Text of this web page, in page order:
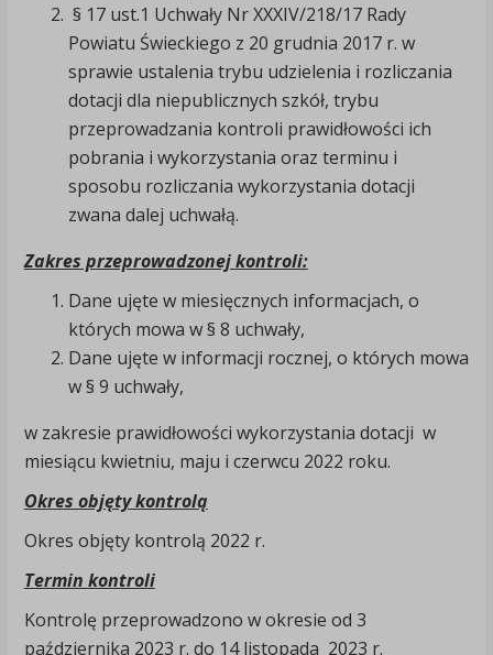
§ 17 ust.1 Uchwały Nr XXXIV/218/17 Rady
Powiatu Świeckiego z 20 grudnia 2017 r. w
sprawie ustalenia trybu udzielenia i rozliczania
dotacji dla niepublicznych szkół, trybu
przeprowadzania kontroli prawidłowości ich
pobrania i wykorzystania oraz terminu i
sposobu rozliczania wykorzystania dotacji
zwana dalej uchwałą.
Zakres przeprowadzonej kontroli:
Dane ujęte w miesięcznych informacjach, o
których mowa w § 8 uchwały,
Dane ujęte w informacji rocznej, o których mowa
w § 9 uchwały,
w zakresie prawidłowości wykorzystania dotacji w
miesiącu kwietniu, maju i czerwcu 2022 roku.
Okres objęty kontrolą
Okres objęty kontrolą 2022 r.
Termin kontroli
Kontrolę przeprowadzono w okresie od 3
października 2023 r. do 14 listopada 2023 r.